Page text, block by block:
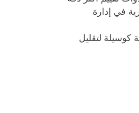
في إدارة
2030، تتزايد أهمية هذه المنهجية كوسيلة لتقليل